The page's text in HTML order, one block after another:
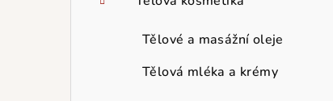
Tělové a masážní oleje
Tělová mléka a krémy